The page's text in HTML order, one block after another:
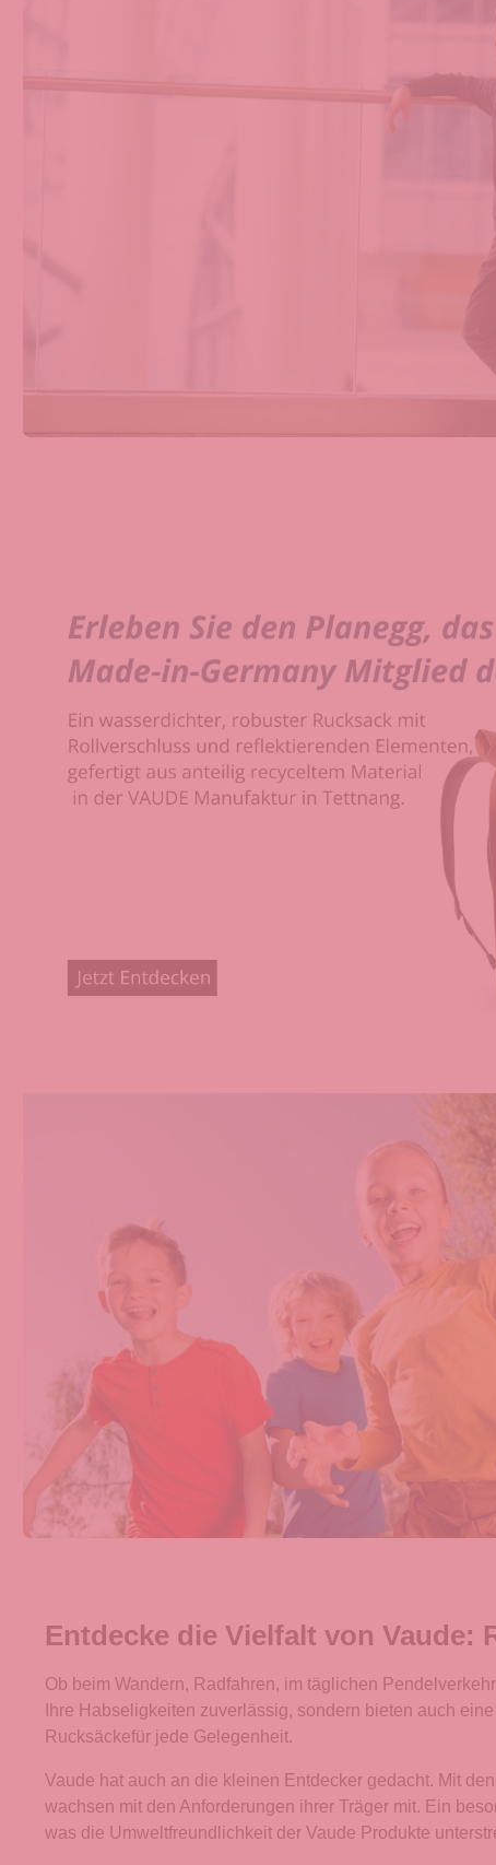
Entdecke die Vielfalt von
Ob beim Wandern, Radfahren, im täglichen
Ihre Habseligkeiten zuverlässig, sondern bieten auch
Rucksäckefür jede Gelegenheit.
Vaude hat auch an die kleinen Entdecker gedacht. Mit
wachsen mit den Anforderungen ihrer Träger mit. Ein
was die Umweltfreundlichkeit der Vaude Produkte